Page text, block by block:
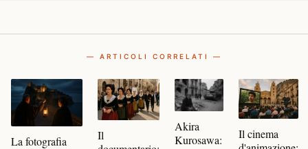
— ARTICOLI CORRELATI —
La fotografia
Il
Akira
Kurosawa:
Il cinema